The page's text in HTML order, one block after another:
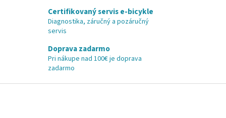
Certifikovaný servis e-bicykle
Diagnostika, záručný a pozáručný
servis
Doprava zadarmo
Pri nákupe nad 100€ je doprava
zadarmo